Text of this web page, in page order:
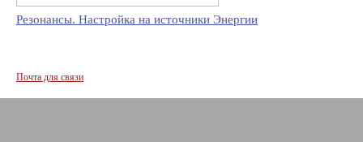
Резонансы. Настройка на источники Энергии
Почта для связи